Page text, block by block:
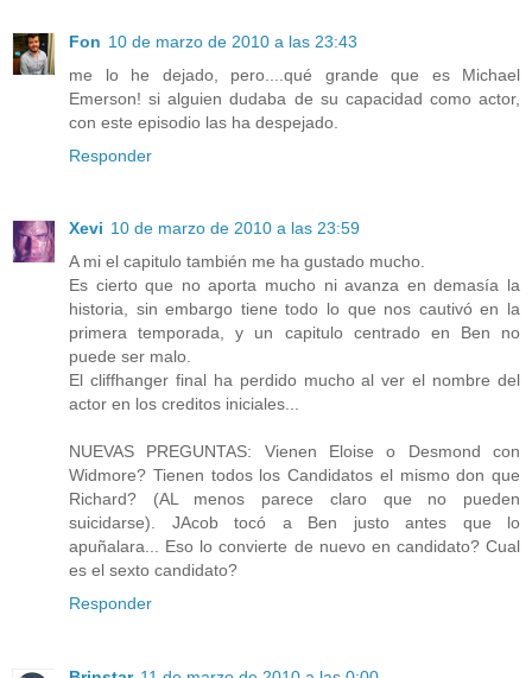
Fon 10 de marzo de 2010 a las 23:43
me lo he dejado, pero....qué grande que es Michael
Emerson! si alguien dudaba de su capacidad como actor,
con este episodio las ha despejado.
Responder
Xevi 10 de marzo de 2010 a las 23:59
A mi el capitulo también me ha gustado mucho.
Es cierto que no aporta mucho ni avanza en demasía la
historia, sin embargo tiene todo lo que nos cautivó en la
primera temporada, y un capitulo centrado en Ben no
puede ser malo.
El cliffhanger final ha perdido mucho al ver el nombre del
actor en los creditos iniciales...
NUEVAS PREGUNTAS: Vienen Eloise o Desmond con
Widmore? Tienen todos los Candidatos el mismo don que
Richard? (AL menos parece claro que no pueden
suicidarse). JAcob tocó a Ben justo antes que lo
apuñalara... Eso lo convierte de nuevo en candidato? Cual
es el sexto candidato?
Responder